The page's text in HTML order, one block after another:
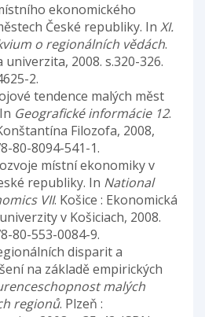
ekonomického
České republiky. In XI.
o regionálních vědách.
2008. s.320-326.
2.
tendence malých měst
Geografické informácie 12.
Filozofa, 2008,
80-8094-541-1.
místní ekonomiky v
republiky. In National
VII. Košice : Ekonomická
v Košiciach, 2008.
80-553-0084-9.
disparit a
na základě empirických
malých
regionů. Plzeň :